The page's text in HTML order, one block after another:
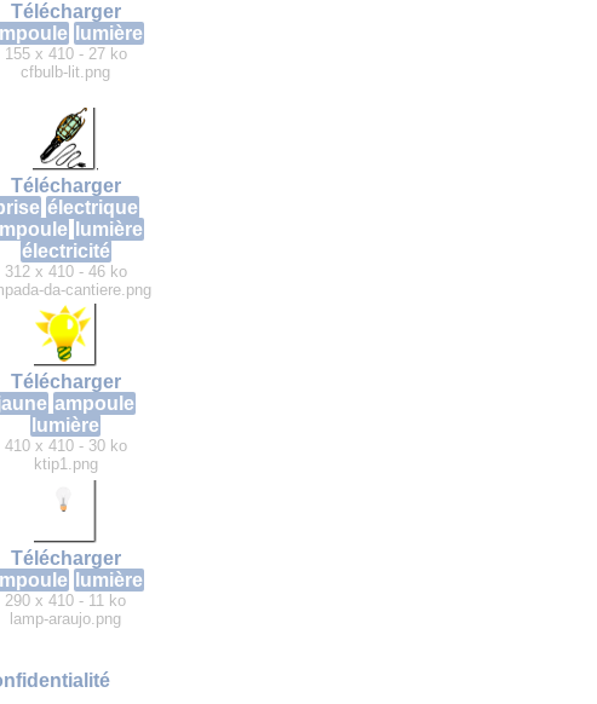
Télécharger
lumière
155 x 410 - 27 ko
cfbulb-lit.png
Télécharger
électrique
lumière
électricité
312 x 410 - 46 ko
da-cantiere.png
Télécharger
ampoule
lumière
410 x 410 - 30 ko
ktip1.png
Télécharger
lumière
290 x 410 - 11 ko
lamp-araujo.png